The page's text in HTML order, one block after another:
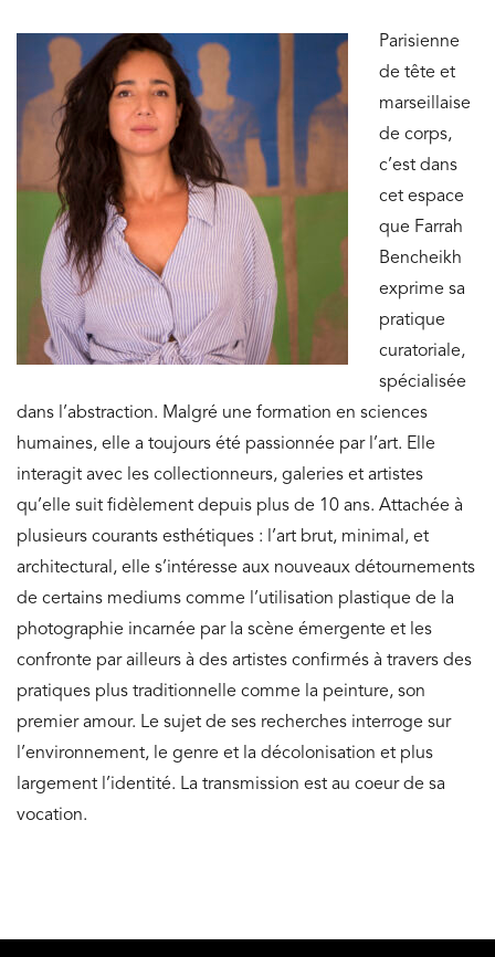
Parisienne
de tête et
marseillaise
de corps,
c’est dans
cet espace
que Farrah
Bencheikh
exprime sa
pratique
curatoriale,
spécialisée
dans l’abstraction. Malgré une formation en sciences
humaines, elle a toujours été passionnée par l’art. Elle
interagit avec les collectionneurs, galeries et artistes
qu’elle suit fidèlement depuis plus de 10 ans. Attachée à
plusieurs courants esthétiques : l’art brut, minimal, et
architectural, elle s’intéresse aux nouveaux détournements
de certains mediums comme l’utilisation plastique de la
photographie incarnée par la scène émergente et les
confronte par ailleurs à des artistes confirmés à travers des
pratiques plus traditionnelle comme la peinture, son
premier amour. Le sujet de ses recherches interroge sur
l’environnement, le genre et la décolonisation et plus
largement l’identité. La transmission est au coeur de sa
vocation.